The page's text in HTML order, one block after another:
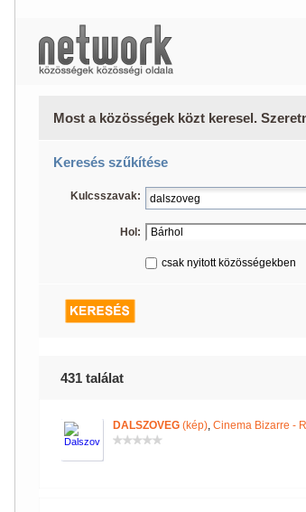
Most a közösségek közt keresel.
Keresés szűkítése
Kulcsszavak:
Hol:
csak nyitott közösségekben
431 találat
DALSZOVEG(kép), Cinema Bizarre -